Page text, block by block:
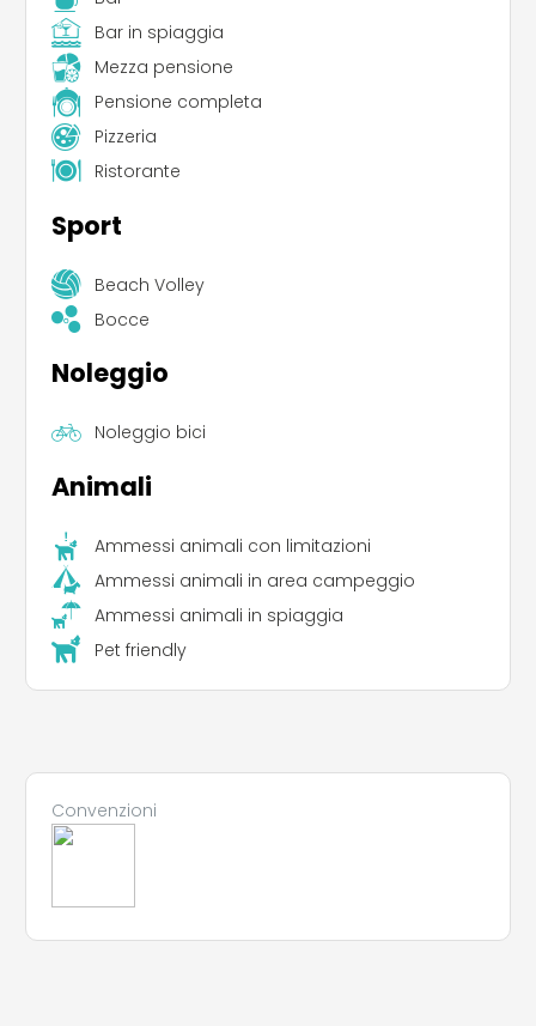
Bar in spiaggia
Mezza pensione
Pensione completa
Pizzeria
Ristorante
Sport
Beach Volley
Bocce
Noleggio
Noleggio bici
Animali
Ammessi animali con limitazioni
Ammessi animali in area campeggio
Ammessi animali in spiaggia
Pet friendly
Convenzioni